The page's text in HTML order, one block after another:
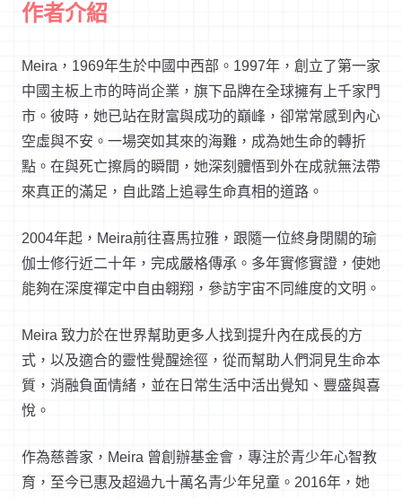
作者介紹
Meira ， 1969年生於中國中西部。 1997年，創立了第一家
中國主板上市的時尚企業，旗下品牌在全球擁有上千家門
市。彼時，她已站在財富與成功的巔峰，卻常常感到內心
空虛與不安。一場突如其來的海難，成為她生命的轉折
點。在與死亡擦肩的瞬間，她深刻體悟到外在成就無法帶
來真正的滿足，自此踏上追尋生命真相的道路。
2004年起， Meira前往喜馬拉雅，跟隨一位終身閉關的瑜
伽士修行近二十年，完成嚴格傳承。多年實修實證，使她
能夠在深度禪定中自由翱翔，參訪宇宙不同維度的文明。
Meira 致力於在世界幫助更多人找到提升內在成長的方
式，以及適合的靈性覺醒途徑，從而幫助人們洞見生命本
質，消融負面情緒，並在日常生活中活出覺知、豐盛與喜
悅。
作為慈善家， Meira 曾創辦基金會，專注於青少年心智教
育，至今已惠及超過九十萬名青少年兒童。 2016年，她